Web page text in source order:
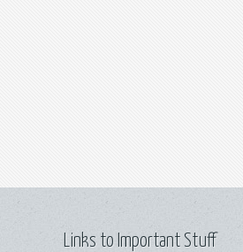
Links to Important Stuff